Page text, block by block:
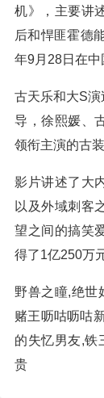
机》，主要讲
后和悍匪霍德
年9月28日在中
古天乐和大S
导，徐熙媛、
领衔主演的古装
影片讲述了大
以及外域刺客
望之间的搞笑
得了1亿250万
野兽之瞳,绝世
赌王呖咕呖咕
的失忆男友,铁
贵